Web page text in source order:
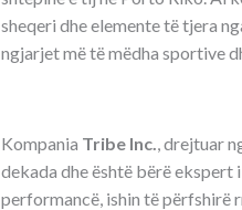
sheqeri dhe elemente të tjera
ngjarjet më të mëdha sportive
Kompania Tribe Inc., drejtuar
dekada dhe është bërë
performancë, ishin të përfshirë